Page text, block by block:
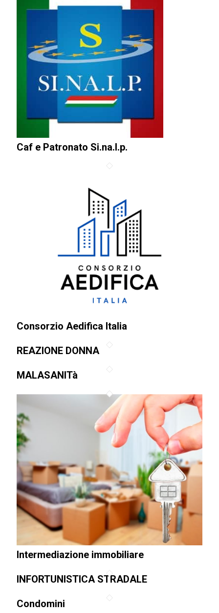
Caf e Patronato Si.na.l.p.
Consorzio Aedifica Italia
REAZIONE DONNA
MALASANITà
Intermediazione immobiliare
INFORTUNISTICA STRADALE
Condomini